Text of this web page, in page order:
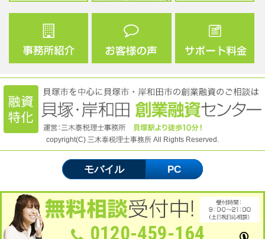
0120-459-164
copyright(C) 三木泰税理士事務所 All Rights Reserved.
モバイル PC